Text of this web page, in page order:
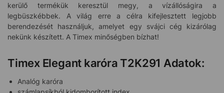
kerülő termékük keresztül megy, a vízállóságira a
legbüszkébbek. A világ erre a célra kifejlesztett legjobb
berendezését használjuk, amelyet egy svájci cég kizárólag
nekünk készített. A Timex minőségben bízhat!
Timex Elegant karóra T2K291 Adatok:
Analóg karóra